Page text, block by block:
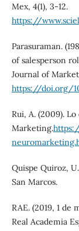
Mex, 4(1), 3-12.
https://
Parasuraman.
of salesperson
Journal of
https://doi.org/
Rui, A. (2009).
Marketing.
Quispe Quiroz,
San Marcos.
RAE. (2019, 1 de
Real Academia